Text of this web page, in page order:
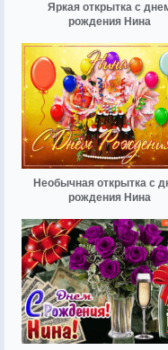
Яркая открытка с
рождения Нина
Необычная открытка с
рождения Нина